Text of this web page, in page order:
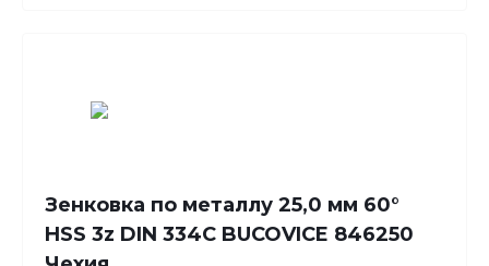
Зенковка по металлу 25,0 мм 60°
HSS 3z DIN 334C BUCOVICE 846250